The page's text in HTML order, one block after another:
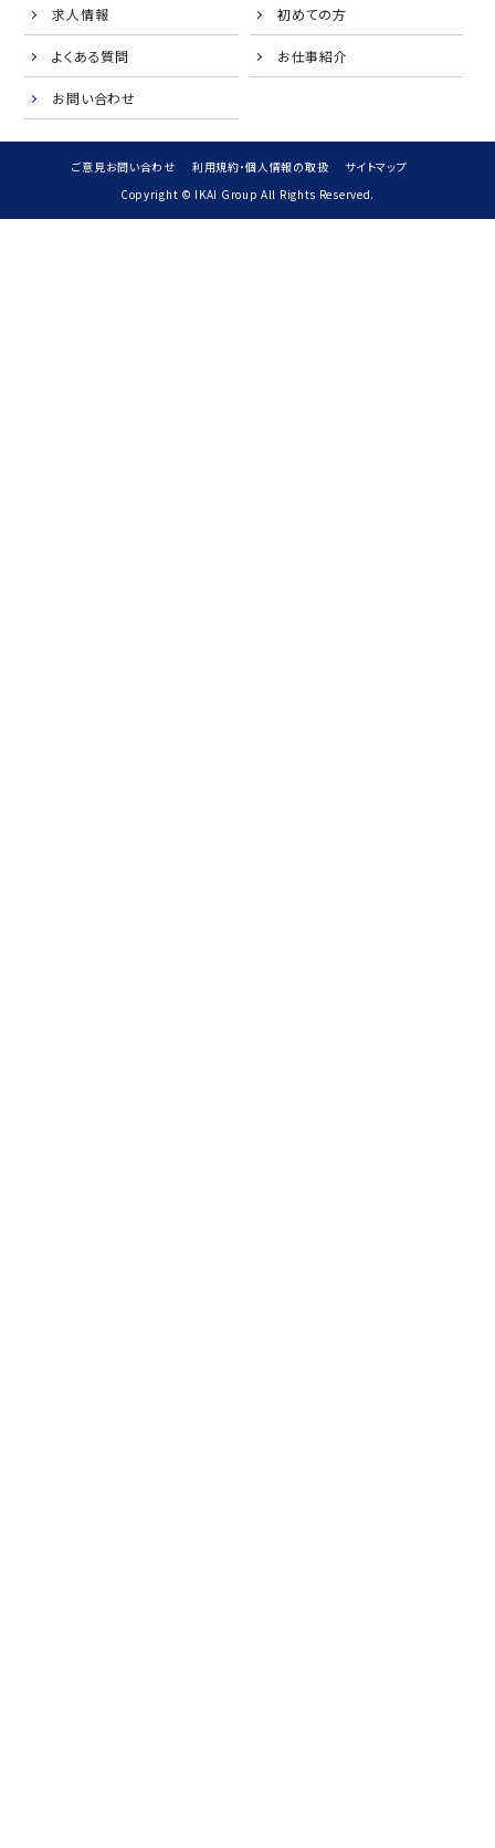
求人情報 初めての方
よくある質問 お仕事紹介
お問い合わせ
ご意見お問い合わせ 利用規約・個人情報の取扱
サイトマップ
Copyright © IKAI Group All Rights Reserved.